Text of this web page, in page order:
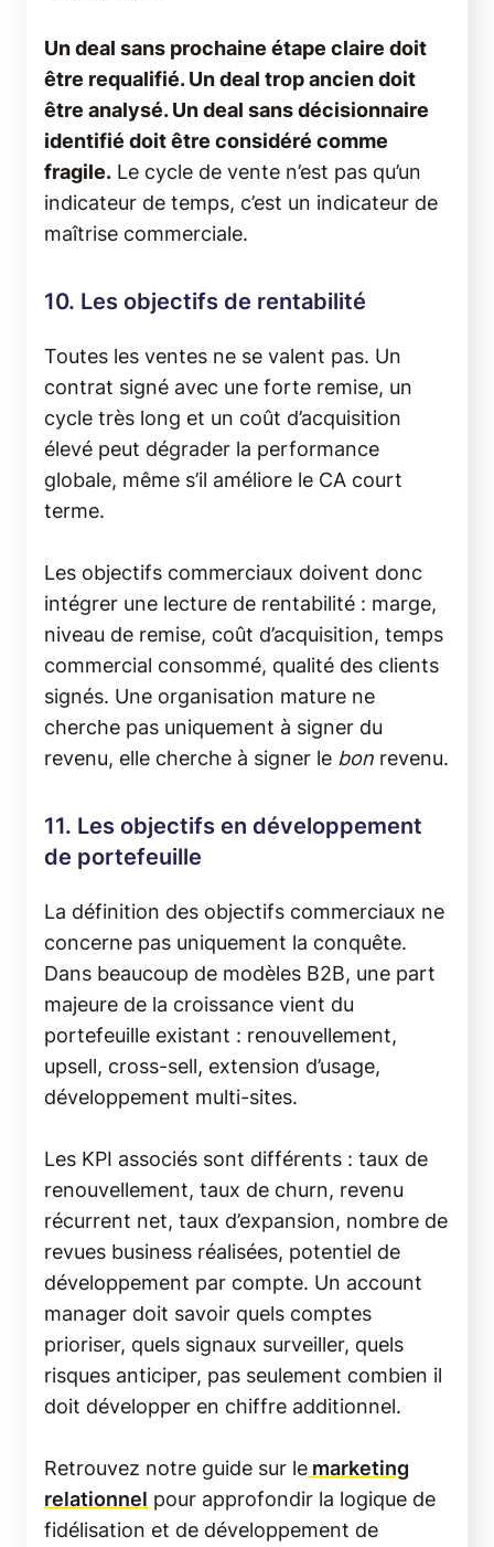
Un deal sans prochaine étape claire doit
être requalifié. Un deal trop ancien doit
être analysé. Un deal sans décisionnaire
identifié doit être considéré comme
fragile. Le cycle de vente n’est pas qu’un
indicateur de temps, c’est un indicateur de
maîtrise commerciale.
10. Les objectifs de rentabilité
Toutes les ventes ne se valent pas. Un
contrat signé avec une forte remise, un
cycle très long et un coût d’acquisition
élevé peut dégrader la performance
globale, même s’il améliore le CA court
terme.
Les objectifs commerciaux doivent donc
intégrer une lecture de rentabilité : marge,
niveau de remise, coût d’acquisition, temps
commercial consommé, qualité des clients
signés. Une organisation mature ne
cherche pas uniquement à signer du
revenu, elle cherche à signer le bon revenu.
11. Les objectifs en développement
de portefeuille
La définition des objectifs commerciaux ne
concerne pas uniquement la conquête.
Dans beaucoup de modèles B2B, une part
majeure de la croissance vient du
portefeuille existant : renouvellement,
upsell, cross-sell, extension d’usage,
développement multi-sites.
Les KPI associés sont différents : taux de
renouvellement, taux de churn, revenu
récurrent net, taux d’expansion, nombre de
revues business réalisées, potentiel de
développement par compte. Un account
manager doit savoir quels comptes
prioriser, quels signaux surveiller, quels
risques anticiper, pas seulement combien il
doit développer en chiffre additionnel.
Retrouvez notre guide sur le marketing
relationnel pour approfondir la logique de
fidélisation et de développement de